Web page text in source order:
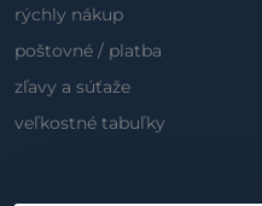
rýchly nákup
poštovné / platba
zľavy a súťaže
veľkostné tabuľky